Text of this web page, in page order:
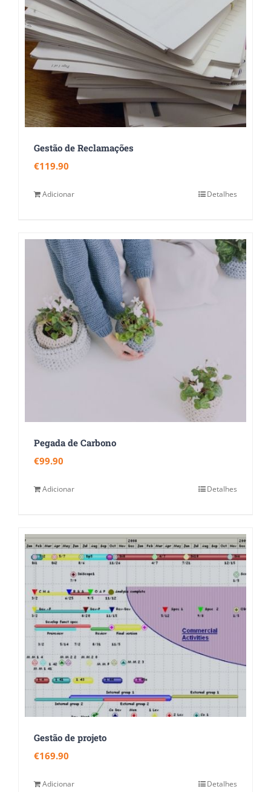
Gestão de Reclamações
€119.90
Adicionar Detalhes
Pegada de Carbono
€99.90
Adicionar Detalhes
Gestão de projeto
€169.90
Adicionar Detalhes